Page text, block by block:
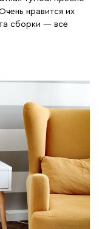
нравится их
сборки — все